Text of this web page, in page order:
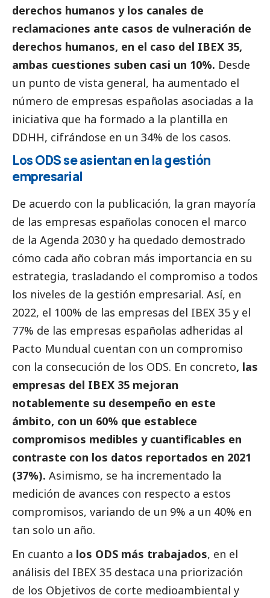
derechos humanos y los canales de
reclamaciones ante casos de vulneración de
derechos humanos, en el caso del IBEX 35,
ambas cuestiones suben casi un 10%. Desde
un punto de vista general, ha aumentado el
número de empresas españolas asociadas a la
iniciativa que ha formado a la plantilla en
DDHH, cifrándose en un 34% de los casos.
Los ODS se asientan en la gestión
empresarial
De acuerdo con la publicación, la gran mayoría
de las empresas españolas conocen el marco
de la Agenda 2030 y ha quedado demostrado
cómo cada año cobran más importancia en su
estrategia, trasladando el compromiso a todos
los niveles de la gestión empresarial. Así, en
2022, el 100% de las empresas del IBEX 35 y el
77% de las empresas españolas adheridas al
Pacto Mundual cuentan con un compromiso
con la consecución de los ODS. En concreto, las
empresas del IBEX 35 mejoran
notablemente su desempeño en este
ámbito, con un 60% que establece
compromisos medibles y cuantificables en
contraste con los datos reportados en 2021
(37%). Asimismo, se ha incrementado la
medición de avances con respecto a estos
compromisos, variando de un 9% a un 40% en
tan solo un año.
En cuanto a los ODS más trabajados, en el
análisis del IBEX 35 destaca una priorización
de los Objetivos de corte medioambiental y